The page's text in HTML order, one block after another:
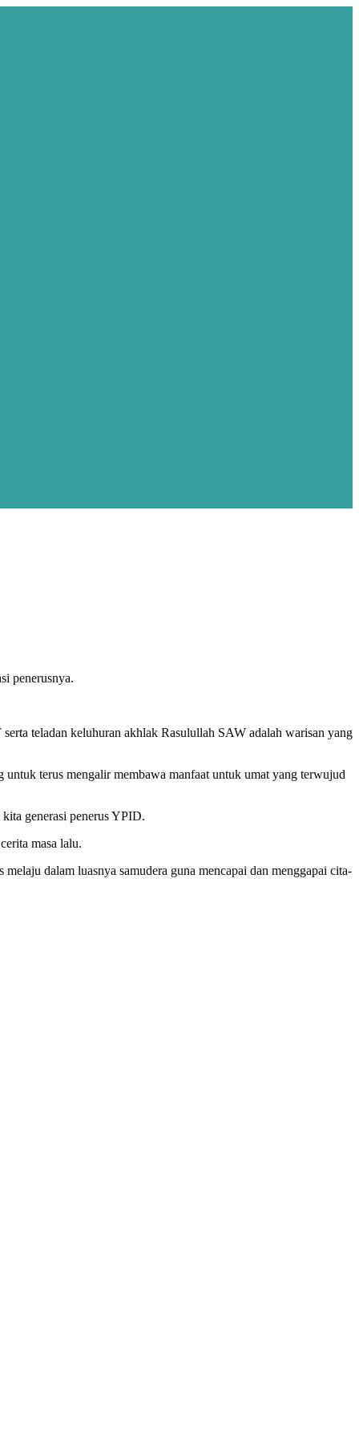
penerusnya.
teladan keluhuran akhlak Rasulullah SAW adalah warisan yang
terus mengalir membawa manfaat untuk umat yang terwujud
generasi penerus YPID.
masa lalu.
dalam luasnya samudera guna mencapai dan menggapai cita-